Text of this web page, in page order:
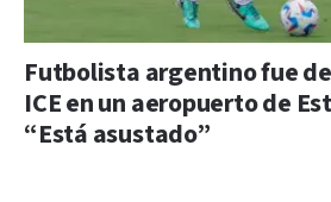
Futbolista argentino fue
ICE en un aeropuerto de
“Está asustado”